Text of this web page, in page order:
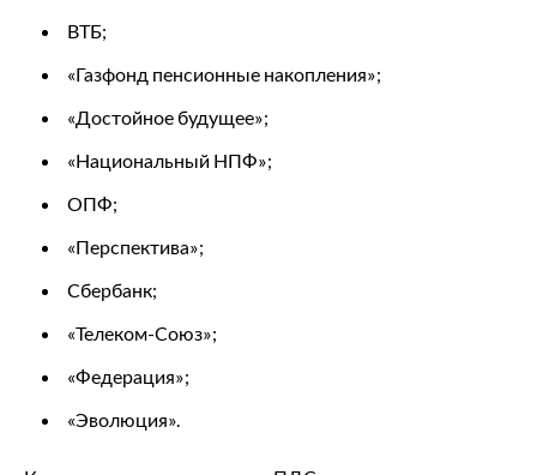
ВТБ;
«Газфонд пенсионные накопления»;
«Достойное будущее»;
«Национальный НПФ»;
ОПФ;
«Перспектива»;
Сбербанк;
«Телеком-Союз»;
«Федерация»;
«Эволюция».